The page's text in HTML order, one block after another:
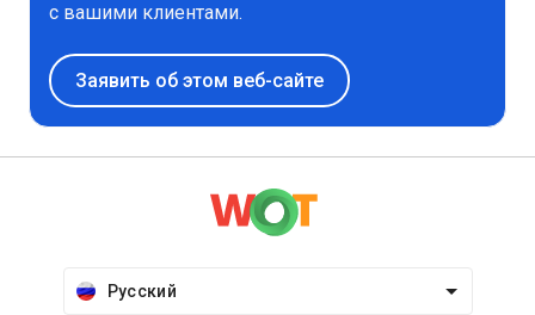
с вашими клиентами.
Заявить об этом веб-сайте
Русский